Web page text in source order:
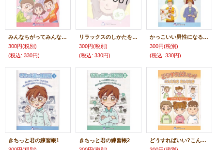
みんなちがってみんないい
300円(税別)
(税込: 330円)
リラックスのしかたをおぼえよう
300円(税別)
(税込: 330円)
かっこいい男性になるための10+αの大人ルール
300円(税別)
(税込: 330円)
きちっと君の練習帳1
きちっと君の練習帳2
どうすればいい?こんなときあんなとき